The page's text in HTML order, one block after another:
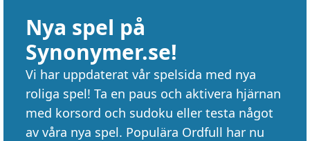
Nya spel på
Synonymer.se!
Vi har uppdaterat vår spelsida med nya
roliga spel! Ta en paus och aktivera hjärnan
med korsord och sudoku eller testa något
av våra nya spel. Populära Ordfull har nu